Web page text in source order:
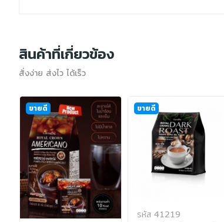
สินค้าที่เกี่ยวข้อง
สั่งง่าย ส่งไว ได้เร็ว
ขายดี ขายดี
รหัส 41219